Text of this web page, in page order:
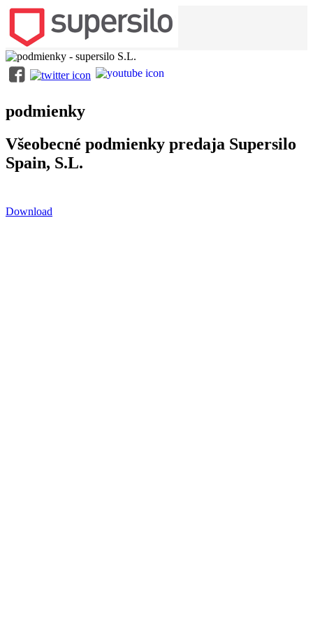
podmienky
Všeobecné podmienky predaja Supersilo
Spain, S.L.
Download